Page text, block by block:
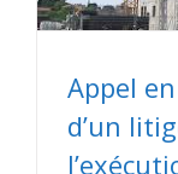
Appel
d’un